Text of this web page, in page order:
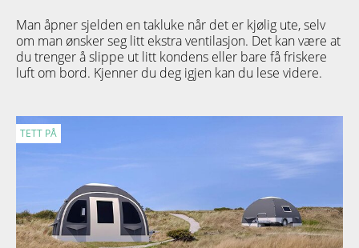
Man åpner sjelden en takluke når det er kjølig ute, selv
om man ønsker seg litt ekstra ventilasjon. Det kan være at
du trenger å slippe ut litt kondens eller bare få friskere
luft om bord. Kjenner du deg igjen kan du lese videre.
TETT PÅ